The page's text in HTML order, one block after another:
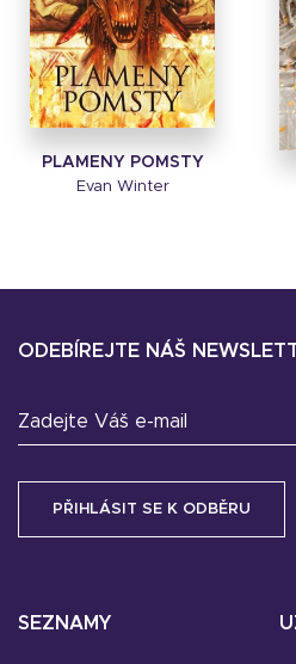
PLAMENY POMSTY
Evan Winter
SEZNAMY
ODEBÍREJTE NÁŠ
Zadejte Váš e-mail